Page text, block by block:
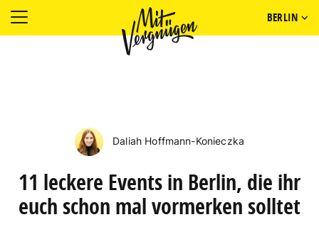
BERLIN
Daliah Hoffmann-Konieczka
11 leckere Events in Berlin, die ihr
euch schon mal vormerken solltet